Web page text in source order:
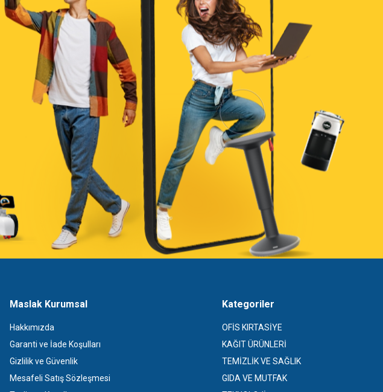
Maslak Kurumsal
Hakkımızda
Garanti ve İade Koşulları
Gizlilik ve Güvenlik
Mesafeli Satış Sözleşmesi
Kategoriler
OFİS KIRTASİYE
KAĞIT ÜRÜNLERİ
TEMİZLİK VE SAĞLIK
GIDA VE MUTFAK